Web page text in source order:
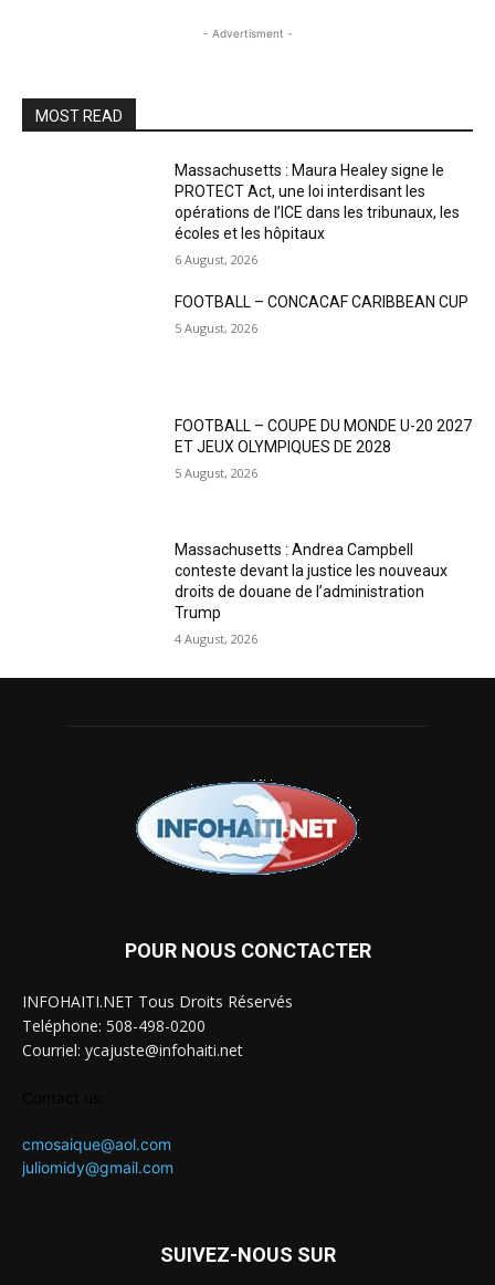
- Advertisment -
MOST READ
Massachusetts : Maura Healey signe le
PROTECT Act, une loi interdisant les
opérations de l’ICE dans les tribunaux, les
écoles et les hôpitaux
6 August, 2026
FOOTBALL – CONCACAF CARIBBEAN CUP
5 August, 2026
FOOTBALL – COUPE DU MONDE U-20 2027
ET JEUX OLYMPIQUES DE 2028
5 August, 2026
Massachusetts : Andrea Campbell
conteste devant la justice les nouveaux
droits de douane de l’administration
Trump
4 August, 2026
POUR NOUS CONCTACTER
INFOHAITI.NET Tous Droits Réservés
Teléphone: 508-498-0200
Courriel: ycajuste@infohaiti.net
cmosaique@aol.com
juliomidy@gmail.com
SUIVEZ-NOUS SUR